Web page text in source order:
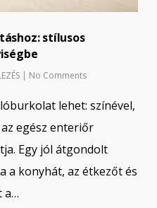
stílusos
| No Comments
lehet: színével,
egész enteriőr
Egy jól átgondolt
a konyhát, az étkezőt és
a…